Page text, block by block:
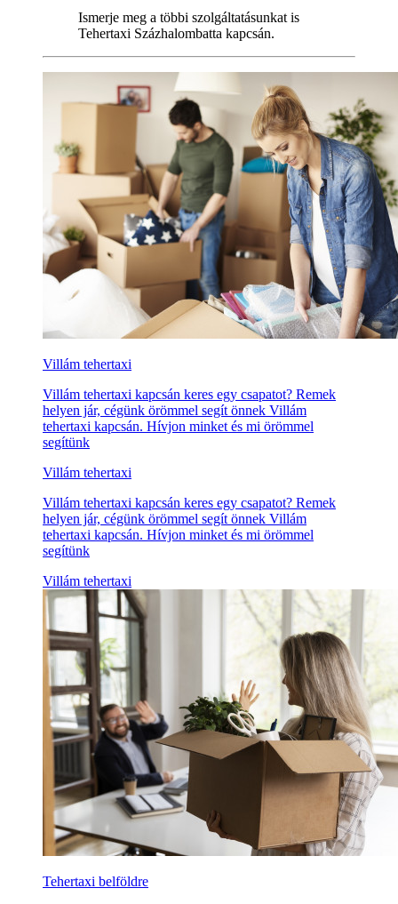
Ismerje meg a többi szolgáltatásunkat is
Tehertaxi Százhalombatta kapcsán.
Villám tehertaxi
Villám tehertaxi kapcsán keres egy csapatot? Remek
helyen jár, cégünk örömmel segít önnek Villám
tehertaxi kapcsán. Hívjon minket és mi örömmel
segítünk
Villám tehertaxi
Villám tehertaxi kapcsán keres egy csapatot? Remek
helyen jár, cégünk örömmel segít önnek Villám
tehertaxi kapcsán. Hívjon minket és mi örömmel
segítünk
Villám tehertaxi
Tehertaxi belföldre